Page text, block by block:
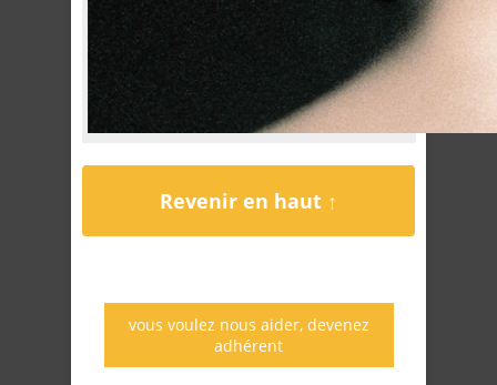
Revenir en haut ↑
vous voulez nous aider, devenez
adhérent